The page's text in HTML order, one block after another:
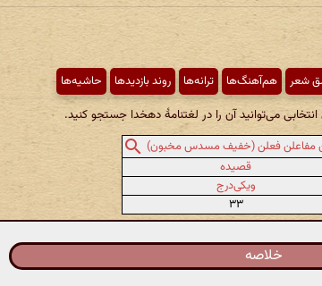
شعر هم‌آهنگ‌ها ترانه‌ها روند بازدیدها حاشیه‌ها
می‌توانید آن را در لغتنامهٔ دهخدا جستجو کنید.
مفاعلن فعلن (خفیف مسدس مخبون)
قصیده
ویکی‌درج
۳۳
خلاصه